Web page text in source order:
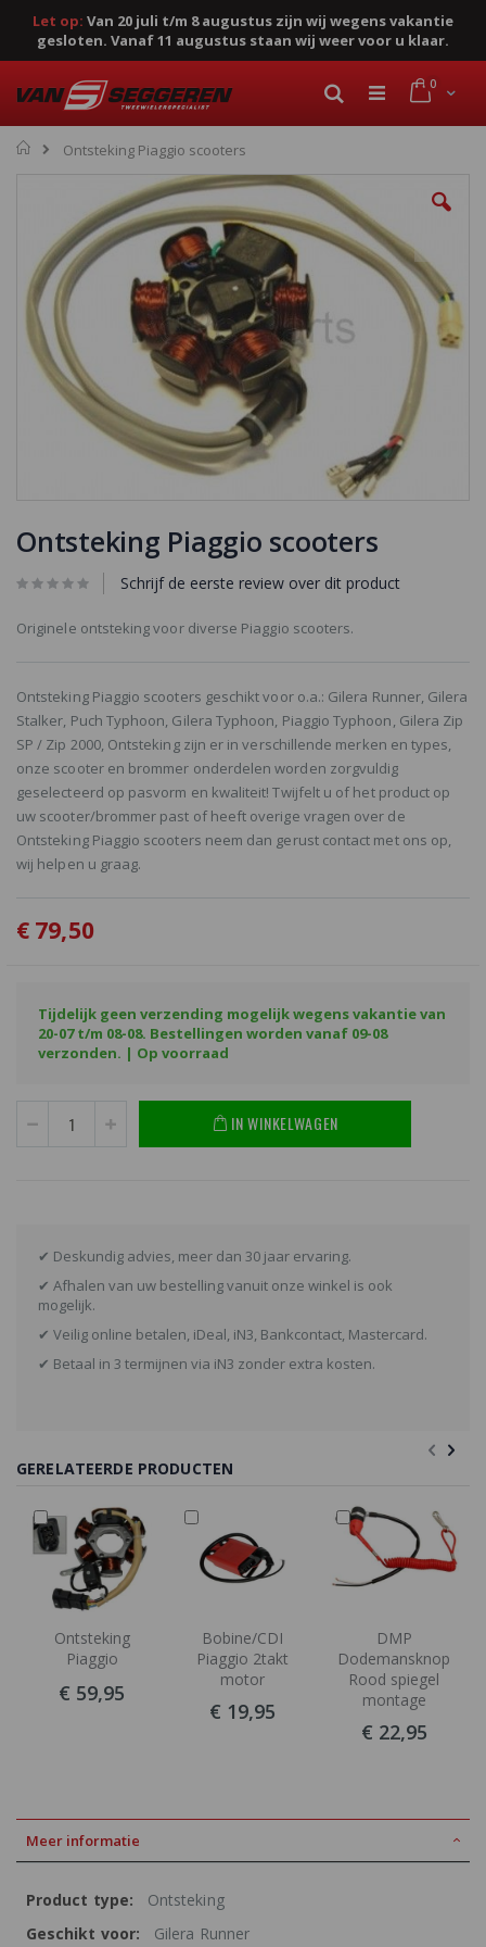
Let op: Van 20 juli t/m 8 augustus zijn wij wegens vakantie
gesloten. Vanaf 11 augustus staan wij weer voor u klaar.
naar
de
inhoud
Cart
0
Zoek
Home
Ontsteking Piaggio scooters
einde
van
de
afbeeldingen-
gallerij
naar
het
van
afbeeldingen-
Ontsteking Piaggio scooters
Schrijf de eerste review over dit product
Originele ontsteking voor diverse Piaggio scooters.
Ontsteking Piaggio scooters geschikt voor o.a.: Gilera Runner, Gilera
Stalker, Puch Typhoon, Gilera Typhoon, Piaggio Typhoon, Gilera Zip
SP / Zip 2000, Ontsteking zijn er in verschillende merken en types,
onze scooter en brommer onderdelen worden zorgvuldig
geselecteerd op pasvorm en kwaliteit! Twijfelt u of het product op
uw scooter/brommer past of heeft overige vragen over de
Ontsteking Piaggio scooters neem dan gerust contact met ons op,
wij helpen u graag.
€ 79,50
Tijdelijk geen verzending mogelijk wegens vakantie van
20-07 t/m 08-08. Bestellingen worden vanaf 09-08
verzonden. | Op voorraad
IN WINKELWAGEN
✔ Deskundig advies, meer dan 30 jaar ervaring.
✔ Afhalen van uw bestelling vanuit onze winkel is ook
mogelijk.
✔ Veilig online betalen, iDeal, iN3, Bankcontact, Mastercard.
✔ Betaal in 3 termijnen via iN3 zonder extra kosten.
GERELATEERDE PRODUCTEN
Ontsteking
Piaggio
€ 59,95
In
Winkelwagen
Bobine/CDI
Piaggio 2takt
motor
€ 19,95
Winkelwagen
DMP
Dodemansknop
Rood spiegel
montage
€ 22,95
In
Winkelwagen
Meer informatie
Meer
informatie
Ontsteking
Gilera Runner